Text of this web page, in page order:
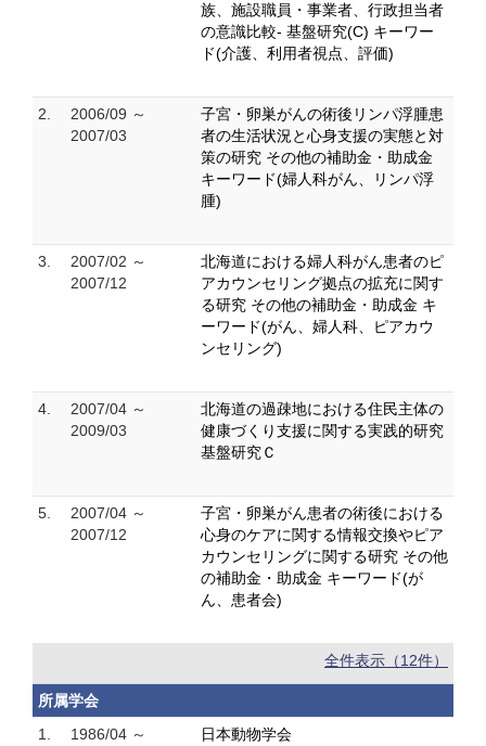
族、施設職員・事業者、行政担当者
の意識比較- 基盤研究(C) キーワー
ド(介護、利用者視点、評価)
2.
2006/09 ～
2007/03
子宮・卵巣がんの術後リンパ浮腫患
者の生活状況と心身支援の実態と対
策の研究 その他の補助金・助成金
キーワード(婦人科がん、リンパ浮
腫)
3.
2007/02 ～
2007/12
北海道における婦人科がん患者のピ
アカウンセリング拠点の拡充に関す
る研究 その他の補助金・助成金 キ
ーワード(がん、婦人科、ピアカウ
ンセリング)
4.
2007/04 ～
2009/03
北海道の過疎地における住民主体の
健康づくり支援に関する実践的研究
基盤研究Ｃ
5.
2007/04 ～
2007/12
子宮・卵巣がん患者の術後における
心身のケアに関する情報交換やピア
カウンセリングに関する研究 その他
の補助金・助成金 キーワード(が
ん、患者会)
全件表示（12件）
所属学会
1.
1986/04 ～
日本動物学会